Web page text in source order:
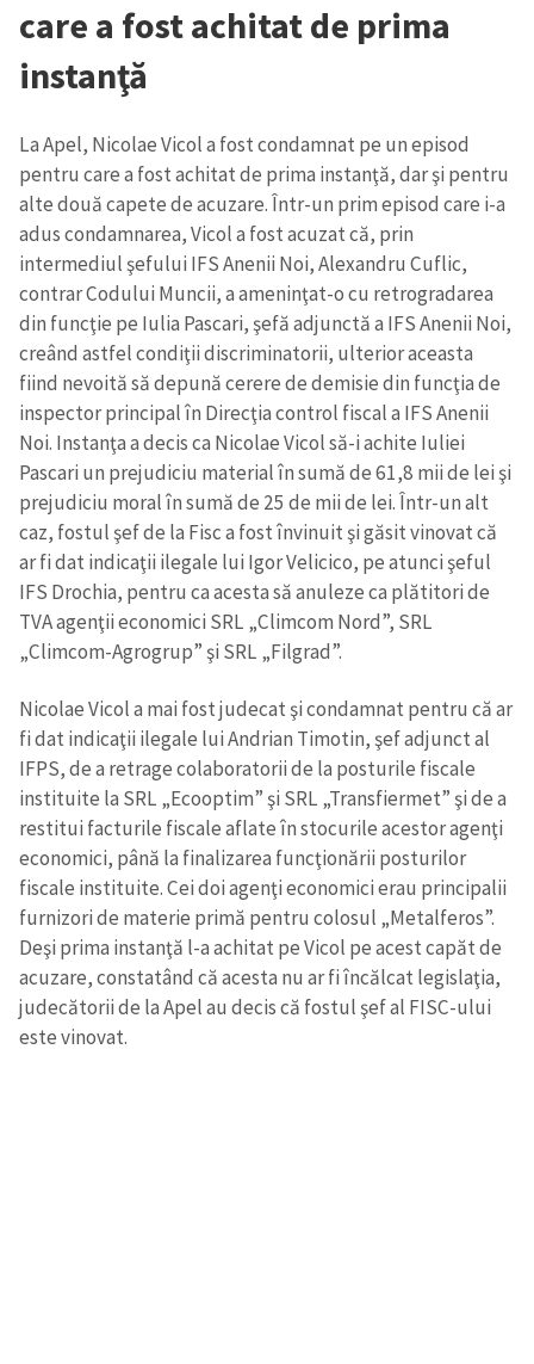
care a fost achitat de prima
instanţă
La Apel, Nicolae Vicol a fost condamnat pe un episod
pentru care a fost achitat de prima instanţă, dar şi pentru
alte două capete de acuzare. Într-un prim episod care i-a
adus condamnarea, Vicol a fost acuzat că, prin
intermediul şefului IFS Anenii Noi, Alexandru Cuflic,
contrar Codului Muncii, a ameninţat-o cu retrogradarea
din funcţie pe Iulia Pascari, şefă adjunctă a IFS Anenii Noi,
creând astfel condiţii discriminatorii, ulterior aceasta
fiind nevoită să depună cerere de demisie din funcţia de
inspector principal în Direcţia control fiscal a IFS Anenii
Noi. Instanţa a decis ca Nicolae Vicol să-i achite Iuliei
Pascari un prejudiciu material în sumă de 61,8 mii de lei şi
prejudiciu moral în sumă de 25 de mii de lei. Într-un alt
caz, fostul şef de la Fisc a fost învinuit şi găsit vinovat că
ar fi dat indicaţii ilegale lui Igor Velicico, pe atunci şeful
IFS Drochia, pentru ca acesta să anuleze ca plătitori de
TVA agenţii economici SRL „Climcom Nord”, SRL
„Climcom-Agrogrup” şi SRL „Filgrad”.
Nicolae Vicol a mai fost judecat şi condamnat pentru că ar
fi dat indicaţii ilegale lui Andrian Timotin, şef adjunct al
IFPS, de a retrage colaboratorii de la posturile fiscale
instituite la SRL „Ecooptim” şi SRL „Transfiermet” şi de a
restitui facturile fiscale aflate în stocurile acestor agenţi
economici, până la finalizarea funcţionării posturilor
fiscale instituite. Cei doi agenţi economici erau principalii
furnizori de materie primă pentru colosul „Metalferos”.
Deşi prima instanţă l-a achitat pe Vicol pe acest capăt de
acuzare, constatând că acesta nu ar fi încălcat legislaţia,
judecătorii de la Apel au decis că fostul şef al FISC-ului
este vinovat.